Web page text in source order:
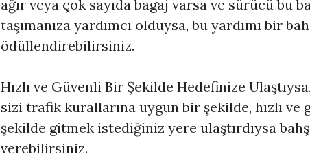
ağır veya çok sayıda bagaj varsa ve sürücü bu
taşımanıza yardımcı olduysa, bu yardımı bir
ödüllendirebilirsiniz.
Hızlı ve Güvenli Bir Şekilde Hedefinize
sizi trafik kurallarına uygun bir şekilde, hızlı ve
şekilde gitmek istediğiniz yere ulaştırdıysa
verebilirsiniz.